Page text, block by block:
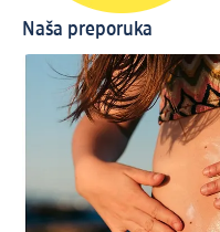
Naša preporuka